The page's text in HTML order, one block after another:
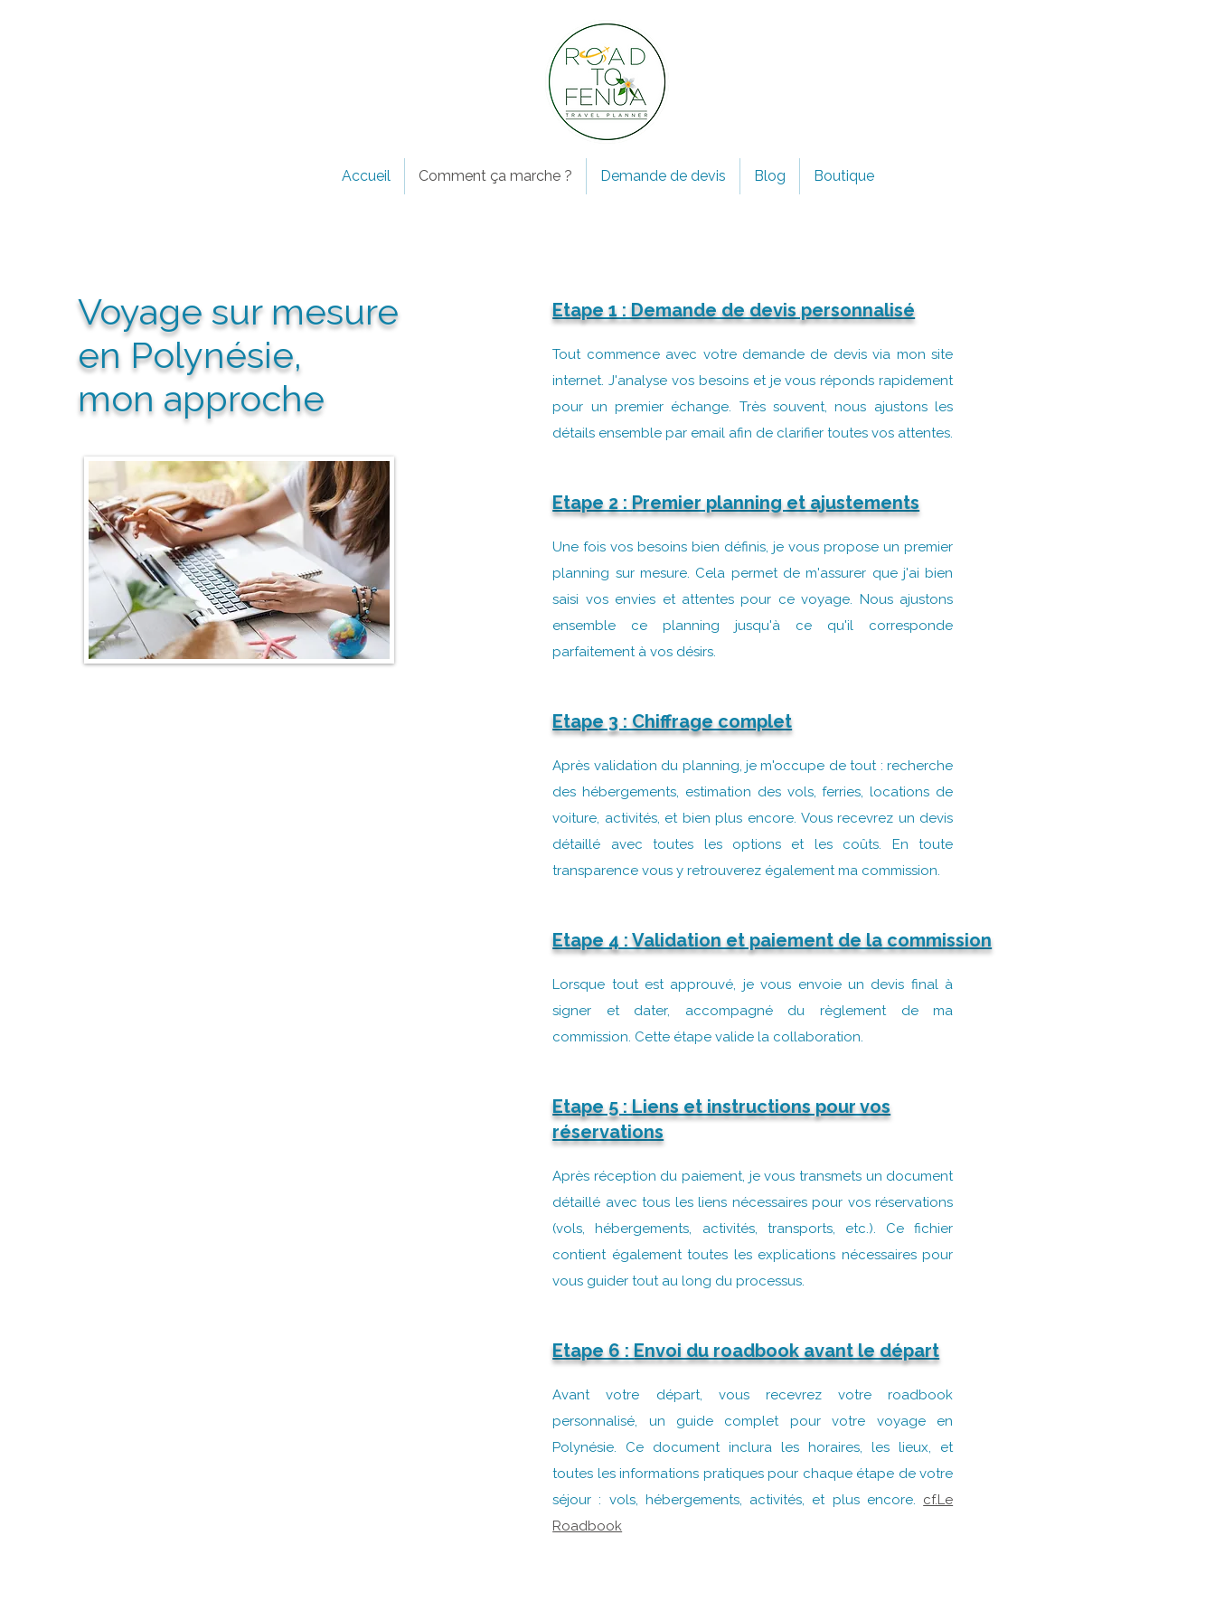
Accueil Comment ça marche ? Demande de devis Blog Boutique
Voyage sur mesure
en Polynésie,
mon approche
Etape 1 : Demande de devis personnalisé
Tout commence avec votre demande de devis via mon site
internet. J'analyse vos besoins et je vous réponds rapidement
pour un premier échange. Très souvent, nous ajustons les
détails ensemble par email afin de clarifier toutes vos attentes.
Etape 2 :Premier planning et ajustements
Une fois vos besoins bien définis, je vous propose un premier
planning sur mesure. Cela permet de m'assurer que j'ai bien
saisi vos envies et attentes pour ce voyage. Nous ajustons
ensemble ce planning jusqu'à ce qu'il corresponde
parfaitement à vos désirs.
Etape 3 : Chiffrage complet
Après validation du planning, je m'occupe de tout : recherche
des hébergements, estimation des vols, ferries, locations de
voiture, activités, et bien plus encore. Vous recevrez un devis
détaillé avec toutes les options et les coûts. En toute
transparence vous y retrouverez également ma commission.
Etape 4 : Validation et paiement de la commission
Lorsque tout est approuvé, je vous envoie un devis final à
signer et dater, accompagné du règlement de ma
commission. Cette étape valide la collaboration.
Etape 5 :Liens et instructions pour vos
réservations
Après réception du paiement, je vous transmets un document
détaillé avec tous les liens nécessaires pour vos réservations
(vols, hébergements, activités, transports, etc.). Ce fichier
contient également toutes les explications nécessaires pour
vous guider tout au long du processus.
Etape 6 :Envoi du roadbook avant le départ
Avant votre départ, vous recevrez votre roadbook
personnalisé, un guide complet pour votre voyage en
Polynésie. Ce document inclura les horaires, les lieux, et
toutes les informations pratiques pour chaque étape de votre
séjour : vols, hébergements, activités, et plus encore. cf.Le
Roadbook